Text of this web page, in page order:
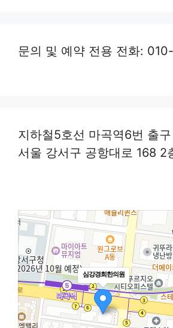
문의 및 예약 전용 전화:
지하철5호선 마곡역6번 출
서울 강서구 공항대로 168 2
심강경희한의원